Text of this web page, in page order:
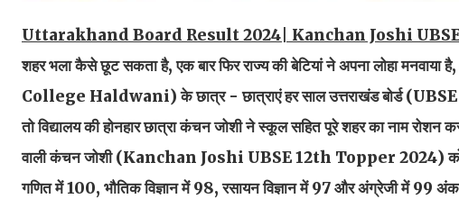
Uttarakhand Board Result 2024| Kanchan Joshi
शहर भला कैसे छूट सकता है, एक बार फिर राज्य की बेटियां ने अपना लोहा
College Haldwani) के छात्र - छात्राएं हर साल उत्तराखंड बोर्ड (UBSE
तो विद्यालय की होनहार छात्रा कंचन जोशी ने स्कूल सहित पूरे शहर का नाम रोशन
वाली कंचन जोशी (Kanchan Joshi UBSE 12th Topper 2024)
गणित में 100, भौतिक विज्ञान में 98, रसायन विज्ञान में 97 और अंग्रेजी में 99